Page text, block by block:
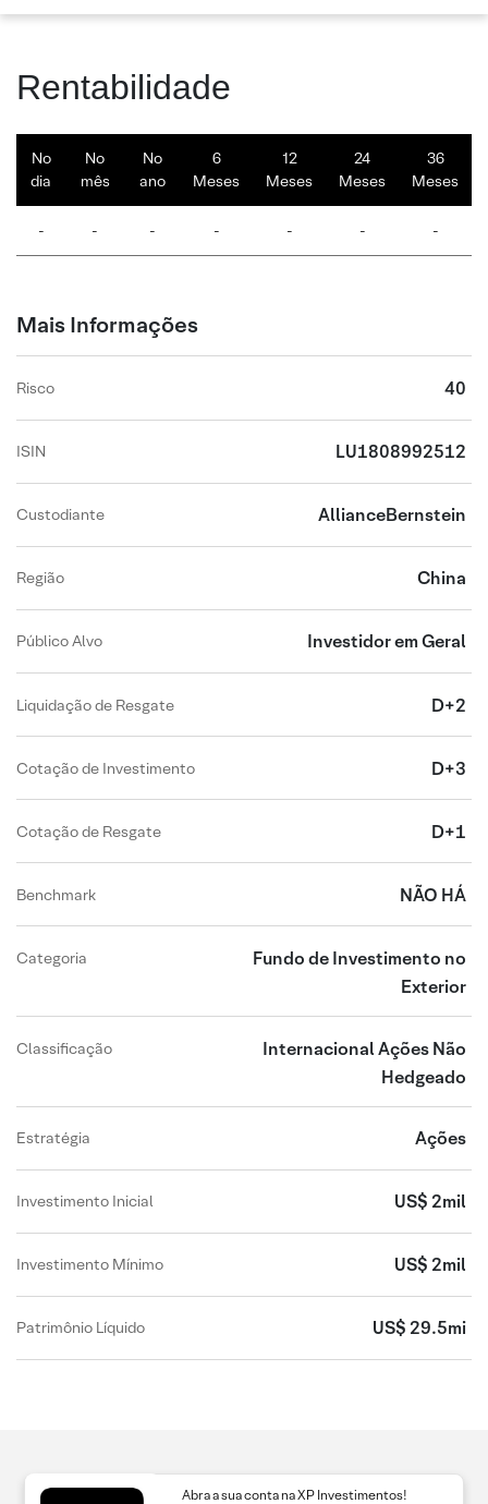
Rentabilidade
No
dia
No
mês
No
ano
6
Meses
12
Meses
24
Meses
36
Meses
- - - - - - -
Mais Informações
Risco 40
ISIN LU1808992512
Custodiante AllianceBernstein
Região China
Público Alvo Investidor em Geral
Liquidação de Resgate D+2
Cotação de Investimento D+3
Cotação de Resgate D+1
Benchmark NÃO HÁ
Categoria
Fundo de Investimento no
Exterior
Classificação
Internacional Ações Não
Hedgeado
Estratégia Ações
Investimento Inicial US$ 2mil
Investimento Mínimo US$ 2mil
Patrimônio Líquido US$ 29.5mi
Abra a sua conta na XP Investimentos!